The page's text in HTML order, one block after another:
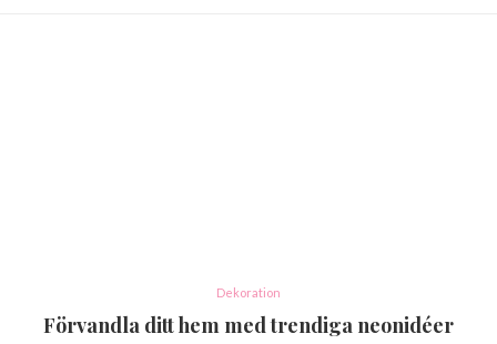
Dekoration
Förvandla ditt hem med trendiga neonidéer